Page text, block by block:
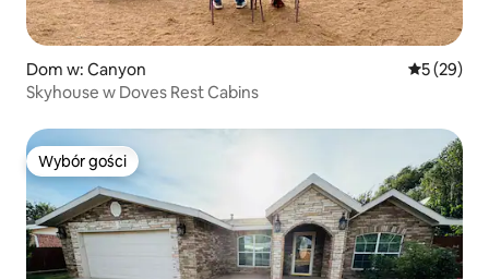
Dom w: Canyon Średnia
5 (29)
Skyhouse w Doves Rest Cabins
Wybór gości
Wybór gości